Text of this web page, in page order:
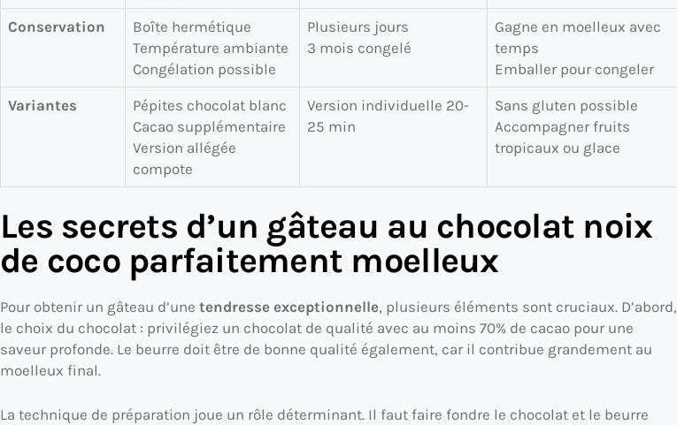
Conservation
Boîte hermétique
Température ambiante
Congélation possible
Plusieurs jours
3 mois congelé
Gagne en moelleux avec
temps
Emballer pour congeler
Variantes
Pépites chocolat blanc
Cacao supplémentaire
Version allégée
compote
Version individuelle 20-
25 min
Sans gluten possible
Accompagner fruits
tropicaux ou glace
Les secrets d’un gâteau au chocolat noix
de coco parfaitement moelleux
Pour obtenir un gâteau d’une tendresse exceptionnelle, plusieurs éléments sont cruciaux. D’abord,
le choix du chocolat : privilégiez un chocolat de qualité avec au moins 70% de cacao pour une
saveur profonde. Le beurre doit être de bonne qualité également, car il contribue grandement au
moelleux final.
La technique de préparation joue un rôle déterminant. Il faut faire fondre le chocolat et le beurre